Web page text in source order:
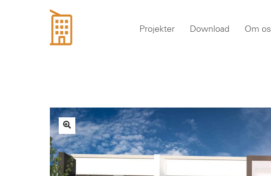
Projekter Download Om os